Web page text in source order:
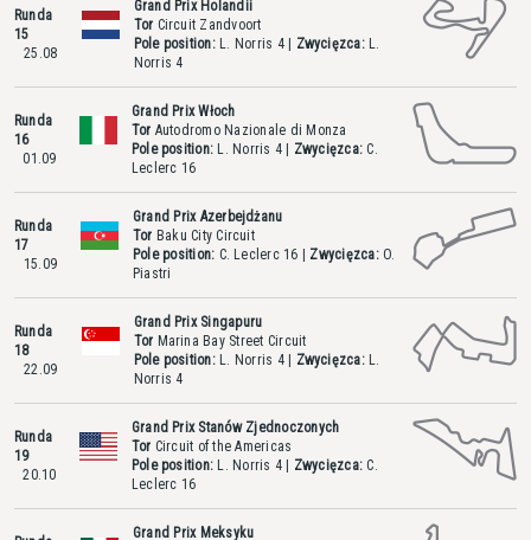
Runda
15
25.08
Grand Prix Holandii
Tor Circuit Zandvoort
Pole position:L. Norris 4 Zwycięzca:L.
Norris 4
Runda
16
01.09
Grand Prix Włoch
Tor Autodromo Nazionale di Monza
Pole position: L. Norris 4 Zwycięzca: C.
Leclerc 16
Runda
17
15.09
Grand Prix Azerbejdżanu
Tor Baku City Circuit
Pole position: C. Leclerc 16 Zwycięzca:O.
Piastri
Runda
18
22.09
Grand Prix Singapuru
Tor Marina Bay Street Circuit
Pole position:L. Norris 4 Zwycięzca:L.
Norris 4
Runda
19
20.10
Grand Prix Stanów Zjednoczonych
Tor Circuit of the Americas
Pole position: L. Norris 4 Zwycięzca: C.
Leclerc 16
Grand Prix Meksyku